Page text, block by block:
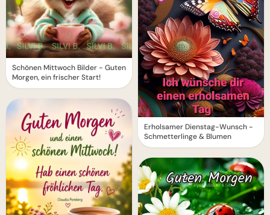
Schönen Mittwoch Bilder - Guten
Morgen, ein frischer Start!
Erholsamer Dienstag-Wunsch -
Schmetterlinge & Blumen